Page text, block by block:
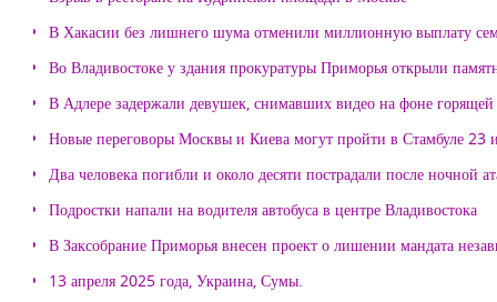
В Хакасии без лишнего шума отменили миллионную выплату
Во Владивостоке у здания прокуратуры Приморья открыли
В Адлере задержали девушек, снимавших видео на фоне горящей
Новые переговоры Москвы и Киева могут пройти в Стамбуле 23
Два человека погибли и около десяти пострадали после ночной
Подростки напали на водителя автобуса в центре Владивостока
В Заксобрание Приморья внесен проект о лишении мандата
13 апреля 2025 года, Украина, Сумы.